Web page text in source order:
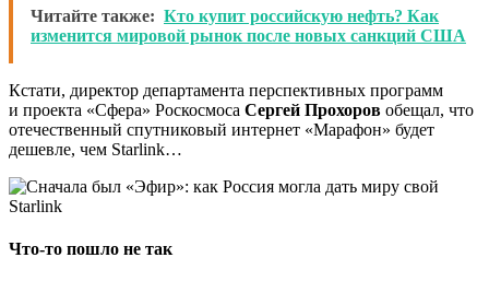
Читайте также: Кто купит российскую нефть? Как
изменится мировой рынок после новых санкций США
Кстати, директор департамента перспективных программ
и проекта «Сфера» Роскосмоса Сергей Прохоров обещал, что
отечественный спутниковый интернет «Марафон» будет
дешевле, чем Starlink…
Что-то пошло не так